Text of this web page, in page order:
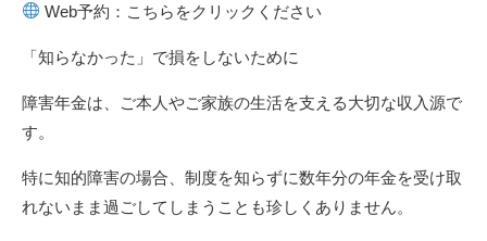
Web予約： こちらをクリックください
「知らなかった」で損をしないために
障害年金は、ご本人やご家族の生活を支える大切な収入源で
す。
特に知的障害の場合、制度を知らずに数年分の年金を受け取
れないまま過ごしてしまうことも珍しくありません。